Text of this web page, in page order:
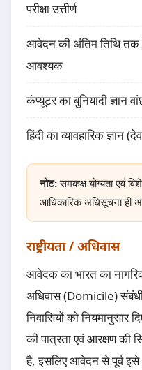
परीक्षा उत्तीर्ण
आवेदन की अंतिम तिथि तक
आवश्यक
कंप्यूटर का बुनियादी ज्ञान
हिंदी का व्यावहारिक ज्ञान
नोट:समकक्ष योग्यता एवं
आधिकारिक अधिसूचना ही
राष्ट्रीयता / अधिवास
आवेदक का भारत का
अधिवास (Domicile)
निवासियों को नियमानुसार
की पात्रता एवं आरक्षण की
है, इसलिए आवेदन से पूर्व इसे